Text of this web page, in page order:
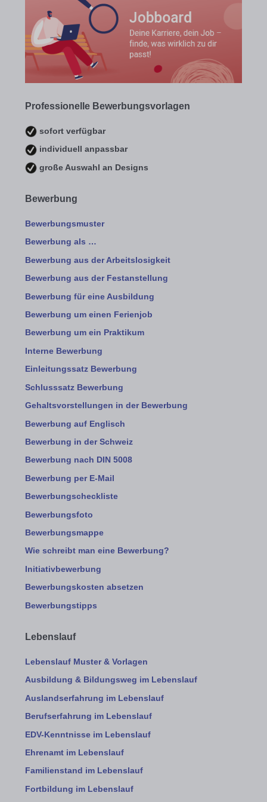
Professionelle Bewerbungsvorlagen
sofort verfügbar
individuell anpassbar
große Auswahl an Designs
Bewerbung
Bewerbungsmuster
Bewerbung als …
Bewerbung aus der Arbeitslosigkeit
Bewerbung aus der Festanstellung
Bewerbung für eine Ausbildung
Bewerbung um einen Ferienjob
Bewerbung um ein Praktikum
Interne Bewerbung
Einleitungssatz Bewerbung
Schlusssatz Bewerbung
Gehaltsvorstellungen in der Bewerbung
Bewerbung auf Englisch
Bewerbung in der Schweiz
Bewerbung nach DIN 5008
Bewerbung per E-Mail
Bewerbungscheckliste
Bewerbungsfoto
Bewerbungsmappe
Wie schreibt man eine Bewerbung?
Initiativbewerbung
Bewerbungskosten absetzen
Bewerbungstipps
Lebenslauf
Lebenslauf Muster & Vorlagen
Ausbildung & Bildungsweg im Lebenslauf
Auslandserfahrung im Lebenslauf
Berufserfahrung im Lebenslauf
EDV-Kenntnisse im Lebenslauf
Ehrenamt im Lebenslauf
Familienstand im Lebenslauf
Fortbildung im Lebenslauf